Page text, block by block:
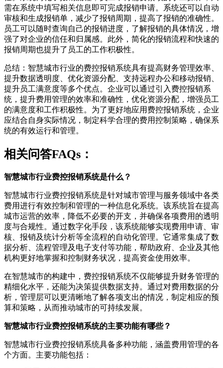
需在系统中填写相关信息即可完成报销申请。系统还可以自动
审核和生成报销单，减少了报销周期，提高了报销的准确性。
员工可以随时查询自己的报销进度，了解报销的具体情况，增
强了对企业的信任和归属感。此外，简化的报销流程和快速的
报销周期也提升了员工的工作积极性。
总结：智慧城市行业的费控报销系统具有提高财务管理效率、
提升数据透明度、优化资源分配、支持远程办公和移动报销、
提升员工满意度等多个优点。企业可以通过引入费控报销系
统，提升费用管理的效率和准确性，优化资源分配，增强员工
的满意度和工作积极性。为了更好地应用费控报销系统，企业
应结合自身实际情况，制定科学合理的费用控制策略，确保系
统的有效运行和管理。
相关问答FAQs：
智慧城市行业费控报销系统是什么？
智慧城市行业费控报销系统是针对城市管理与服务领域中各类
费用进行有效控制和管理的一种信息化系统。该系统旨在提高
城市运营的效率，降低不必要的开支，并确保各项费用的透明
度与合规性。通过数字化手段，该系统能够实现费用申请、审
核、报销及统计分析等全流程的自动化管理。它通常集成了数
据分析、流程管理及电子支付等功能，帮助政府、企业及其他
机构更好地掌握和控制财务状况，提高资金使用效率。
在智慧城市的构建中，费控报销系统不仅能够提升财务管理的
精细化水平，还能为决策提供数据支持。通过对费用数据的分
析，管理层可以更清晰地了解各项支出的情况，制定相应的预
算和策略，从而推动城市的可持续发展。
智慧城市行业费控报销系统的主要功能有哪些？
智慧城市行业费控报销系统具备多种功能，涵盖费用管理的各
个方面。主要功能包括：